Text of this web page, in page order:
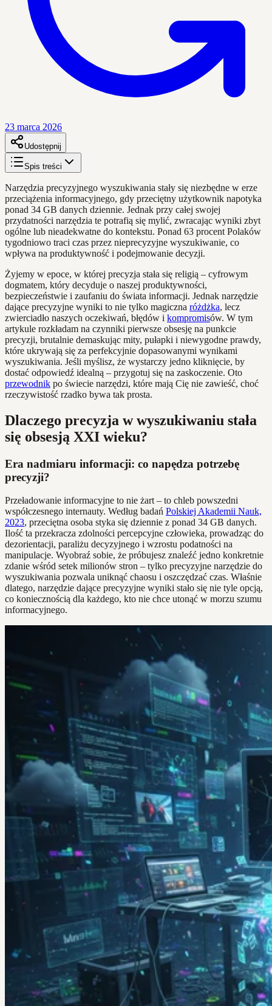
23 marca 2026
Udostępnij
Spis treści
Narzędzia precyzyjnego wyszukiwania stały się niezbędne w erze
przeciążenia informacyjnego, gdy przeciętny użytkownik napotyka
ponad 34 GB danych dziennie. Jednak przy całej swojej
przydatności narzędzia te potrafią się mylić, zwracając wyniki zbyt
ogólne lub nieadekwatne do kontekstu. Ponad 63 procent Polaków
tygodniowo traci czas przez nieprecyzyjne wyszukiwanie, co
wpływa na produktywność i podejmowanie decyzji.
Żyjemy w epoce, w której precyzja stała się religią – cyfrowym
dogmatem, który decyduje o naszej produktywności,
bezpieczeństwie i zaufaniu do świata informacji. Jednak narzędzie
dające precyzyjne wyniki to nie tylko magiczna różdżka, lecz
zwierciadło naszych oczekiwań, błędów i kompromisów. W tym
artykule rozkładam na czynniki pierwsze obsesję na punkcie
precyzji, brutalnie demaskując mity, pułapki i niewygodne prawdy,
które ukrywają się za perfekcyjnie dopasowanymi wynikami
wyszukiwania. Jeśli myślisz, że wystarczy jedno kliknięcie, by
dostać odpowiedź idealną – przygotuj się na zaskoczenie. Oto
przewodnik po świecie narzędzi, które mają Cię nie zawieść, choć
rzeczywistość rzadko bywa tak prosta.
Dlaczego precyzja w wyszukiwaniu stała
się obsesją XXI wieku?
Era nadmiaru informacji: co napędza potrzebę
precyzji?
Przeładowanie informacyjne to nie żart – to chleb powszedni
współczesnego internauty. Według badań Polskiej Akademii Nauk,
2023, przeciętna osoba styka się dziennie z ponad 34 GB danych.
Ilość ta przekracza zdolności percepcyjne człowieka, prowadząc do
dezorientacji, paraliżu decyzyjnego i wzrostu podatności na
manipulacje. Wyobraź sobie, że próbujesz znaleźć jedno konkretnie
zdanie wśród setek milionów stron – tylko precyzyjne narzędzie do
wyszukiwania pozwala uniknąć chaosu i oszczędzać czas. Właśnie
dlatego, narzędzie dające precyzyjne wyniki stało się nie tyle opcją,
co koniecznością dla każdego, kto nie chce utonąć w morzu szumu
informacyjnego.